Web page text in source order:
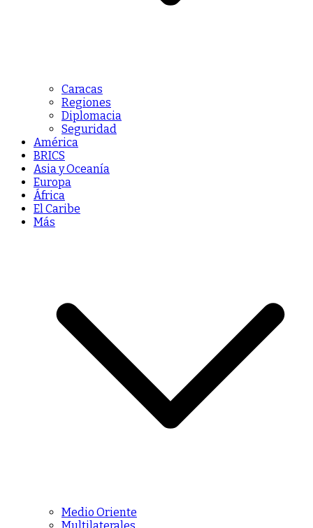
Caracas
Regiones
Diplomacia
Seguridad
América
BRICS
Asia y Oceanía
Europa
África
El Caribe
Más
Medio Oriente